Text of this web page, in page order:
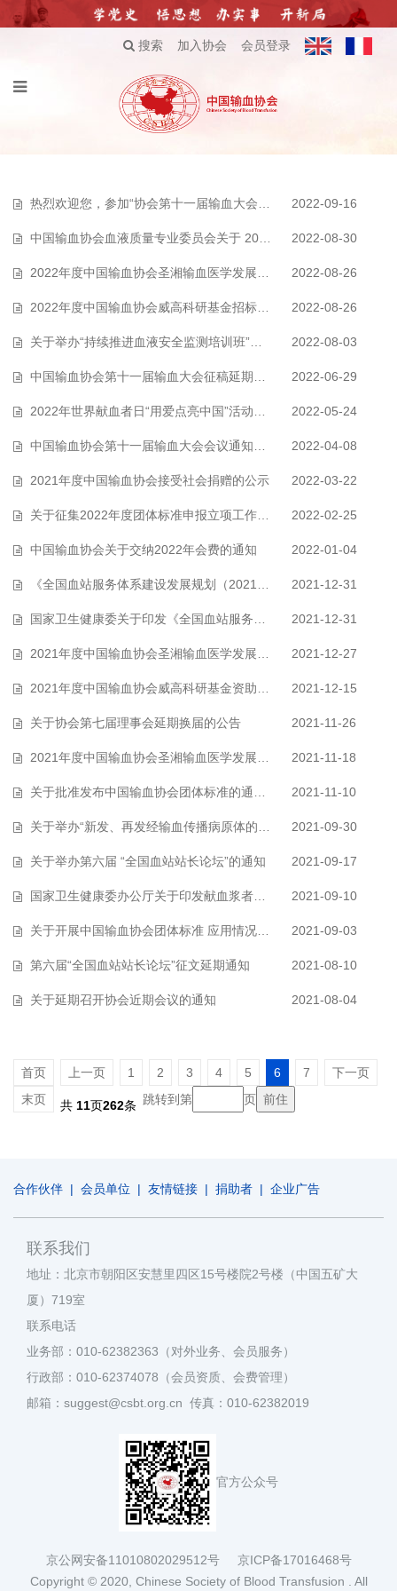
搜索 加入协会 会员登录
热烈欢迎您，参加“协会第十一届输血大会”！ 2022-09-16
中国输血协会血液质量专业委员会关于 2022 年 团体标准立项的通告 2022-08-30
2022年度中国输血协会圣湘输血医学发展基金资助公告 2022-08-26
2022年度中国输血协会威高科研基金招标公告 2022-08-26
关于举办“持续推进血液安全监测培训班”的通知 2022-08-03
中国输血协会第十一届输血大会征稿延期通知 2022-06-29
2022年世界献血者日“用爱点亮中国”活动——征集联合主办单位、参与单位 2022-05-24
中国输血协会第十一届输血大会会议通知（第一号）征稿通知 2022-04-08
2021年度中国输血协会接受社会捐赠的公示 2022-03-22
关于征集2022年度团体标准申报立项工作的通知 2022-02-25
中国输血协会关于交纳2022年会费的通知 2022-01-04
《全国血站服务体系建设发展规划（2021—2025年）》解读 2021-12-31
国家卫生健康委关于印发《全国血站服务体系建设发展规划（2021—2025年）》的… 2021-12-31
2021年度中国输血协会圣湘输血医学发展基金资助项目公示 2021-12-27
2021年度中国输血协会威高科研基金资助项目公示 2021-12-15
关于协会第七届理事会延期换届的公告 2021-11-26
2021年度中国输血协会圣湘输血医学发展基金资助公告 2021-11-18
关于批准发布中国输血协会团体标准的通知（2021） 2021-11-10
关于举办“新发、再发经输血传播病原体的研究进展”培训的通知 2021-09-30
关于举办第六届 “全国血站站长论坛”的通知 2021-09-17
国家卫生健康委办公厅关于印发献血浆者须知（2021年版）的通知 2021-09-10
关于开展中国输血协会团体标准 应用情况调研的通知 2021-09-03
第六届“全国血站站长论坛”征文延期通知 2021-08-10
关于延期召开协会近期会议的通知 2021-08-04
首页 上一页 1 2 3 4 5 6 7
下一页
末页
共 11页262条 跳转到第 页
合作伙伴 | 会员单位 | 友情链接 | 捐助者 | 企业广告
联系我们
地址：北京市朝阳区安慧里四区15号楼院2号楼（中国五矿大
厦）719室
联系电话
业务部：010-62382363（对外业务、会员服务）
行政部：010-62374078（会员资质、会费管理）
邮箱：suggest@csbt.org.cn 传真：010-62382019
官方公众号
京公网安备11010802029512号 京ICP备17016468号
Copyright © 2020, Chinese Society of Blood Transfusion . All